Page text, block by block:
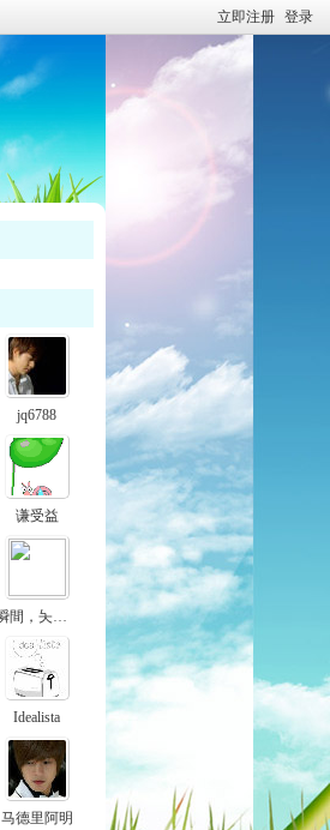
立即注册 登录
jq6788
谦受益
瞬間，夨落。
Idealista
马德里阿明